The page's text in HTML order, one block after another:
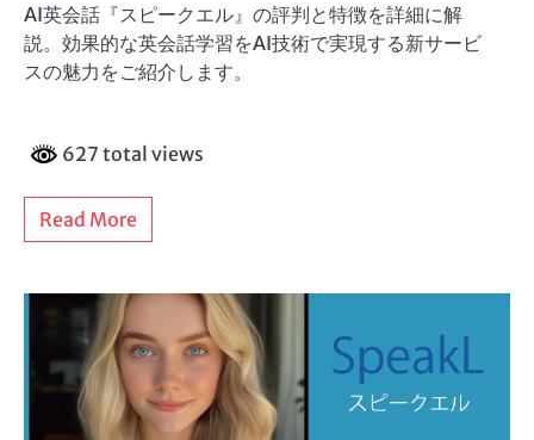
AI英会話『スピークエル』の評判と特徴を詳細に解
説。効果的な英会話学習をAI技術で実現する新サービ
スの魅力をご紹介します。
627 total views
Read More